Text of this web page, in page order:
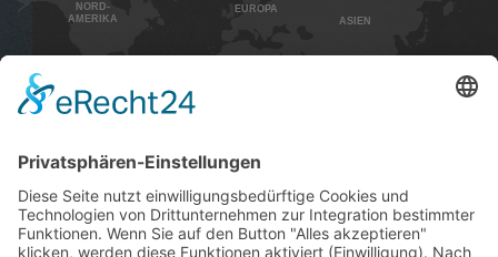
NORD-
AMERIKA
SÜD-
AMERIKA
EUROPA
ASIEN